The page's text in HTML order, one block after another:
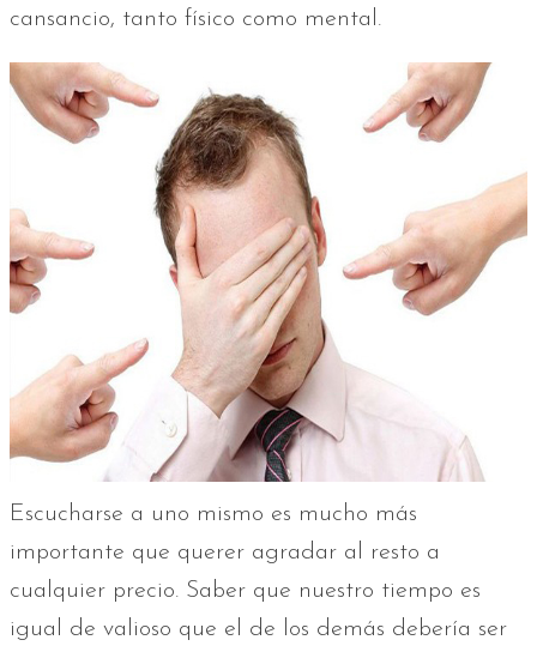
cansancio, tanto físico como mental.
Escucharse a uno mismo es mucho más
importante que querer agradar al resto a
cualquier precio. Saber que nuestro tiempo es
igual de valioso que el de los demás debería ser